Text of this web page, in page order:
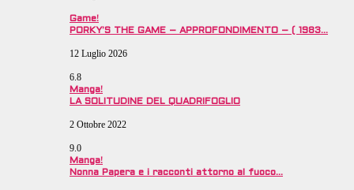
Game!
PORKY’S THE GAME – APPROFONDIMENTO – ( 1983…
12 Luglio 2026
6.8
Manga!
LA SOLITUDINE DEL QUADRIFOGLIO
2 Ottobre 2022
9.0
Manga!
Nonna Papera e i racconti attorno al fuoco…